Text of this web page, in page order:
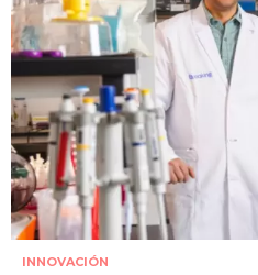
INNOVACIÓN